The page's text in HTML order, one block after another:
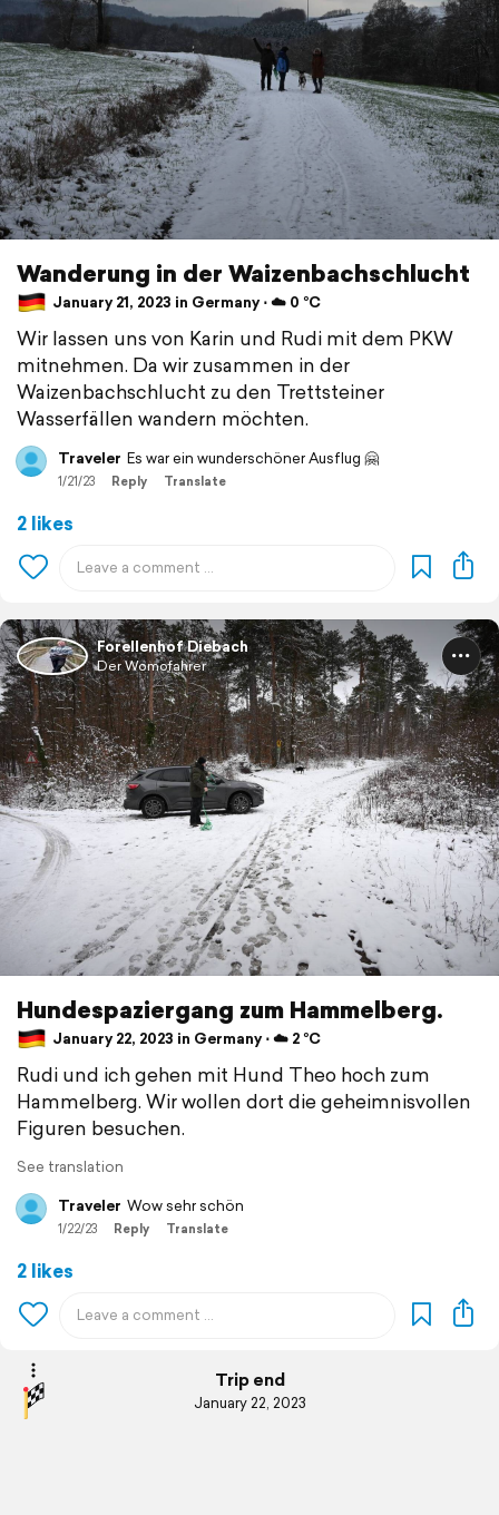
Wanderung in der Waizenbachschlucht
January 21, 2023 in Germany ⋅ ☁️ 0 °C
Wir lassen uns von Karin und Rudi mit dem PKW
mitnehmen. Da wir zusammen in der
Waizenbachschlucht zu den Trettsteiner
Wasserfällen wandern möchten.
Traveler Es war ein wunderschöner Ausflug 🤗
1/21/23 Reply Translate
2 likes
Forellenhof Diebach
Der Womofahrer
Hundespaziergang zum Hammelberg.
January 22, 2023 in Germany ⋅ ☁️ 2 °C
Rudi und ich gehen mit Hund Theo hoch zum
Hammelberg. Wir wollen dort die geheimnisvollen
Figuren besuchen.
See translation
Traveler Wow sehr schön
1/22/23 Reply Translate
2 likes
Trip end
January 22, 2023